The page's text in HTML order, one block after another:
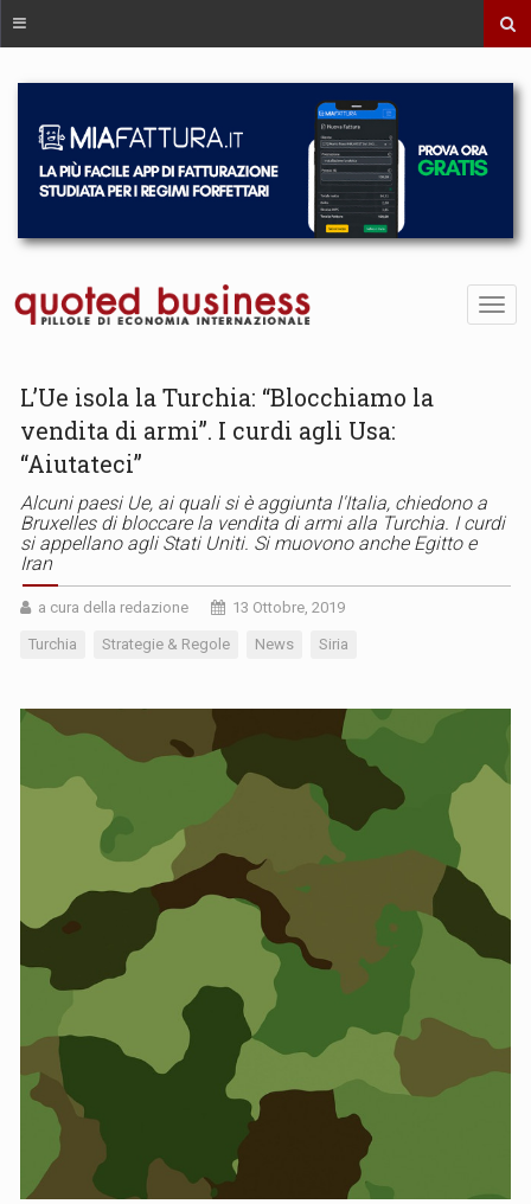
L’Ue isola la Turchia: “Blocchiamo la
vendita di armi”. I curdi agli Usa:
“Aiutateci”
Alcuni paesi Ue, ai quali si è aggiunta l'Italia, chiedono a
Bruxelles di bloccare la vendita di armi alla Turchia. I curdi
si appellano agli Stati Uniti. Si muovono anche Egitto e
Iran
a cura della redazione 13 Ottobre, 2019
Turchia Strategie & Regole News Siria